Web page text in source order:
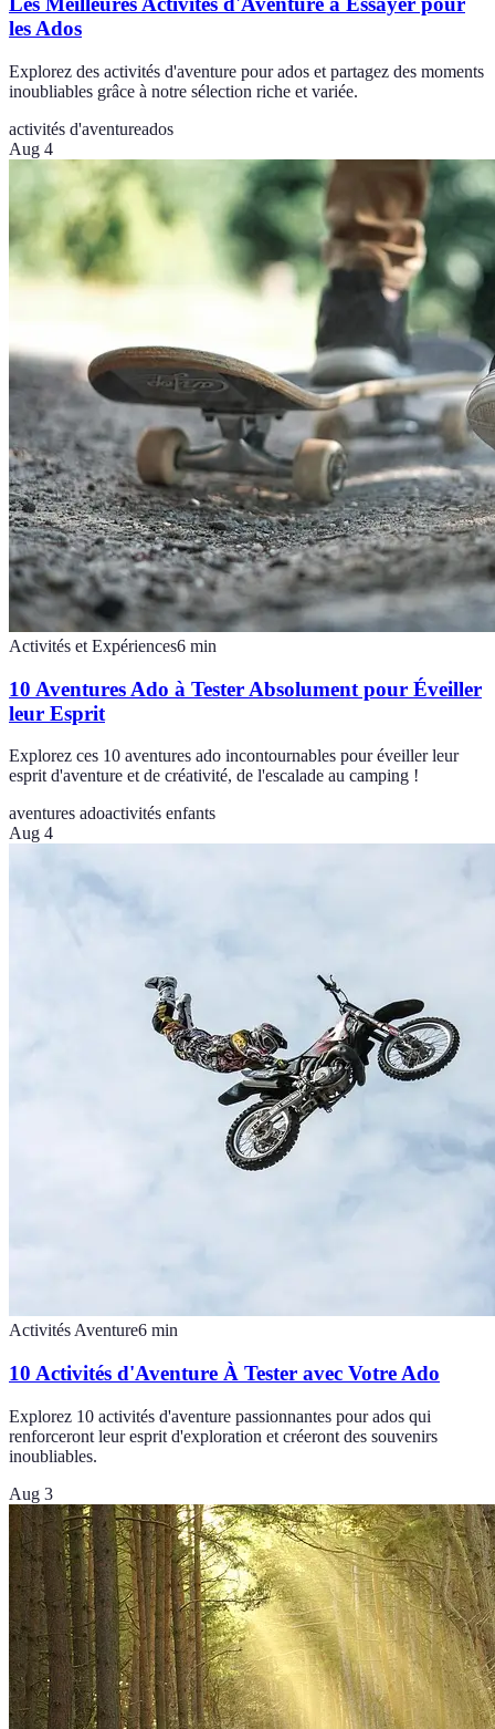
les Ados
Explorez des activités d'aventure pour ados et partagez des moments
inoubliables grâce à notre sélection riche et variée.
activités d'aventureados
Aug 4
Activités et Expériences6 min
10 Aventures Ado à Tester Absolument pour Éveiller
leur Esprit
Explorez ces 10 aventures ado incontournables pour éveiller leur
esprit d'aventure et de créativité, de l'escalade au camping !
aventures adoactivités enfants
Aug 4
Activités Aventure6 min
10 Activités d'Aventure À Tester avec Votre Ado
Explorez 10 activités d'aventure passionnantes pour ados qui
renforceront leur esprit d'exploration et créeront des souvenirs
inoubliables.
Aug 3